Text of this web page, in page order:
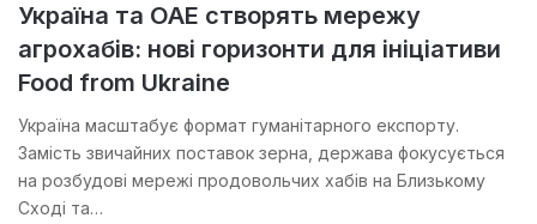
Україна та ОАЕ створять мережу
агрохабів: нові горизонти для ініціативи
Food from Ukraine
Україна масштабує формат гуманітарного експорту.
Замість звичайних поставок зерна, держава фокусується
на розбудові мережі продовольчих хабів на Близькому
Сході та…